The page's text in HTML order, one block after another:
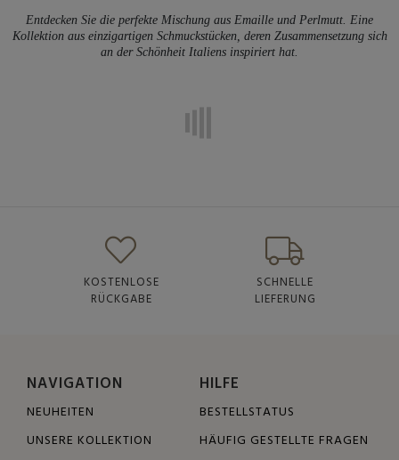
Entdecken Sie die perfekte Mischung aus Emaille und Perlmutt. Eine
Kollektion aus einzigartigen Schmuckstücken, deren Zusammensetzung sich
an der Schönheit Italiens inspiriert hat.
KOSTENLOSE
RÜCKGABE
SCHNELLE
LIEFERUNG
NAVIGATION
NEUHEITEN
UNSERE KOLLEKTION
HILFE
BESTELLSTATUS
HÄUFIG GESTELLTE FRAGEN